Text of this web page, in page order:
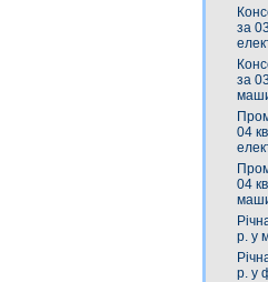
за
за
04
04
р. у
р. у